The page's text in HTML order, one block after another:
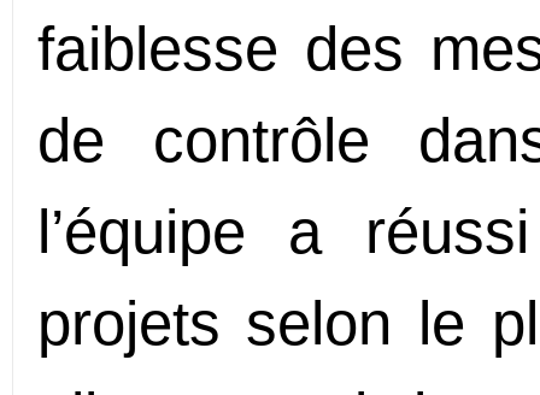
faiblesse des
de contrôle
l’équipe a
projets selon le